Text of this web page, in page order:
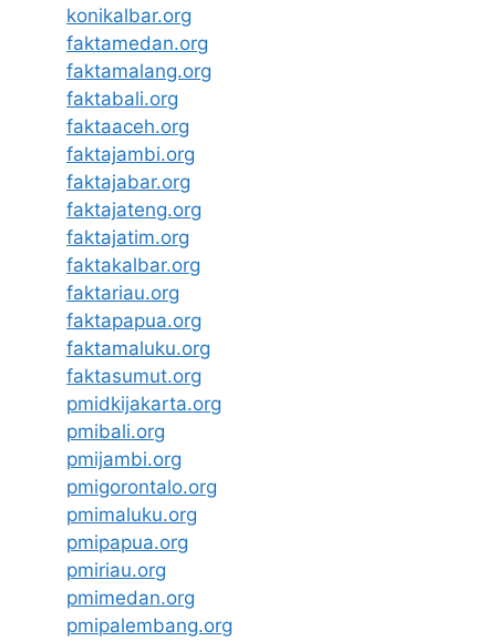
konikalbar.org
faktamedan.org
faktamalang.org
faktabali.org
faktaaceh.org
faktajambi.org
faktajabar.org
faktajateng.org
faktajatim.org
faktakalbar.org
faktariau.org
faktapapua.org
faktamaluku.org
faktasumut.org
pmidkijakarta.org
pmibali.org
pmijambi.org
pmigorontalo.org
pmimaluku.org
pmipapua.org
pmiriau.org
pmimedan.org
pmipalembang.org